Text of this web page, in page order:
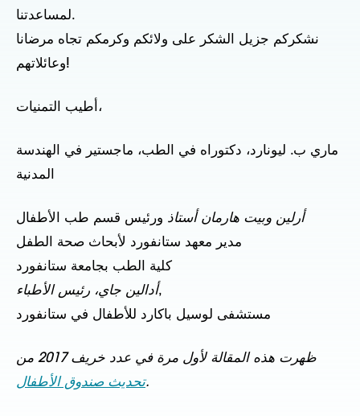
لمساعدتنا.
نشكركم جزيل الشكر على ولائكم وكرمكم تجاه مرضانا
وعائلاتهم!
أطيب التمنيات،
ماري ب. ليونارد، دكتوراه في الطب، ماجستير في الهندسة
المدنية
أرلين وبيت هارمان أستاذ ورئيس قسم طب الأطفال
مدير معهد ستانفورد لأبحاث صحة الطفل
كلية الطب بجامعة ستانفورد
أدالين جاي، رئيس الأطباء,
مستشفى لوسيل باكارد للأطفال في ستانفورد
ظهرت هذه المقالة لأول مرة في عدد خريف 2017 من
تحديث صندوق الأطفال.